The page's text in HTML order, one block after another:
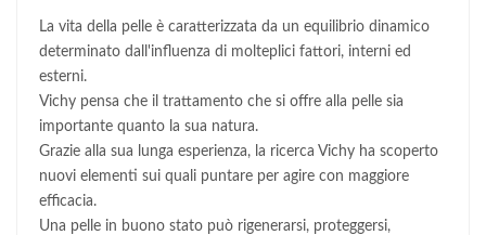
La vita della pelle è caratterizzata da un equilibrio dinamico
determinato dall'influenza di molteplici fattori, interni ed
esterni.
Vichy pensa che il trattamento che si offre alla pelle sia
importante quanto la sua natura.
Grazie alla sua lunga esperienza, la ricerca Vichy ha scoperto
nuovi elementi sui quali puntare per agire con maggiore
efficacia.
Una pelle in buono stato può rigenerarsi, proteggersi,